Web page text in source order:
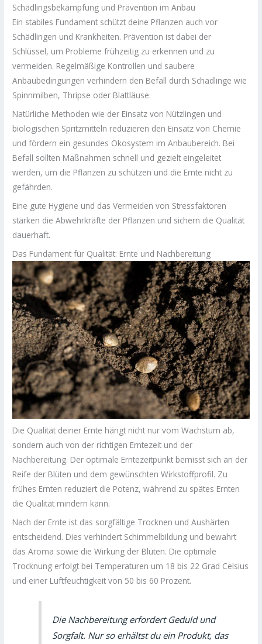
Schädlingsbekämpfung und Prävention im Anbau
Ein stabiles Fundament schützt deine Pflanzen auch vor
Schädlingen und Krankheiten. Prävention ist dabei der
Schlüssel, um Probleme frühzeitig zu erkennen und zu
vermeiden. Regelmäßige Kontrollen und saubere
Anbaubedingungen verhindern den Befall durch Schädlinge wie
Spinnmilben, Thripse oder Blattläuse.
Natürliche Methoden wie der Einsatz von Nützlingen und
biologischen Spritzmitteln reduzieren den Einsatz von Chemie
und fördern ein gesundes Ökosystem im Anbaubereich. Bei
Befall sollten Maßnahmen schnell und gezielt eingeleitet
werden, um die Pflanzen zu schützen und die Ernte nicht zu
gefährden.
Eine gute Hygiene und das Vermeiden von Stressfaktoren
stärken die Abwehrkräfte der Pflanzen und sichern die Qualität
dauerhaft.
Das Fundament für Qualität: Ernte und Nachbereitung
Die Qualität deiner Ernte hängt nicht nur vom Wachstum ab,
sondern auch von der richtigen Erntezeit und der
Nachbereitung. Der optimale Erntezeitpunkt bemisst sich an der
Reife der Blüten und dem gewünschten Wirkstoffprofil. Zu
frühes Ernten reduziert die Potenz, während zu spätes Ernten
die Qualität mindern kann.
Nach der Ernte ist das sorgfältige Trocknen und Aushärten
entscheidend. Dies verhindert Schimmelbildung und bewahrt
das Aroma sowie die Wirkung der Blüten. Die optimale
Trocknung erfolgt bei Temperaturen um 18 bis 22 Grad Celsius
und einer Luftfeuchtigkeit von 50 bis 60 Prozent.
Die Nachbereitung erfordert Geduld und
Sorgfalt. Nur so erhältst du ein Produkt, das